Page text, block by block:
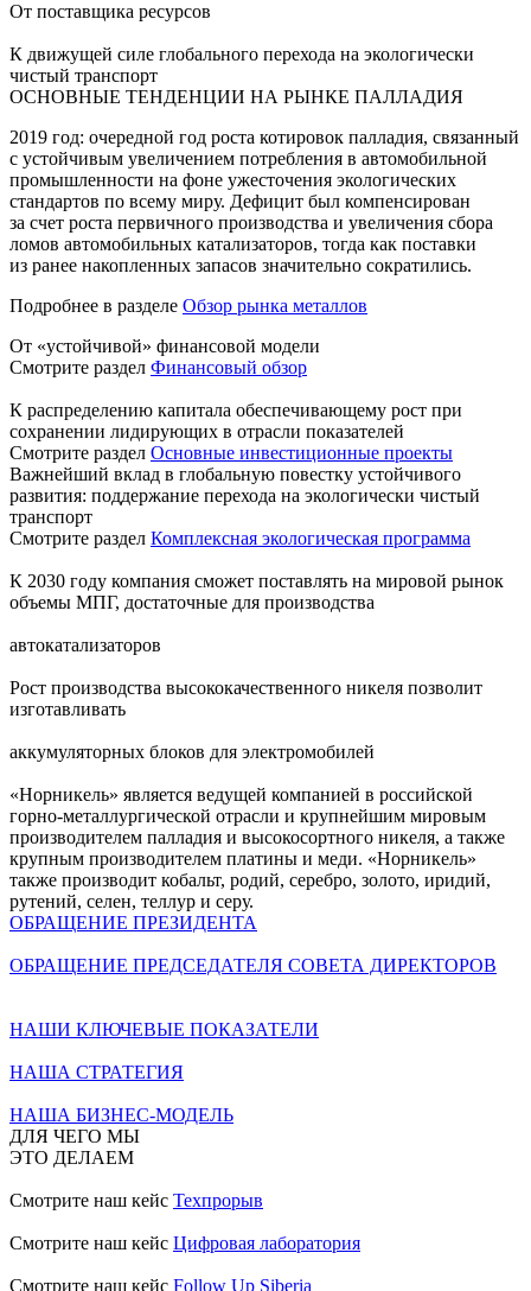
От поставщика ресурсов
К движущей силе глобального перехода на экологически
чистый транспорт
ОСНОВНЫЕ ТЕНДЕНЦИИ НА РЫНКЕ ПАЛЛАДИЯ
2019 год: очередной год роста котировок палладия, связанный
с устойчивым увеличением потребления в автомобильной
промышленности на фоне ужесточения экологических
стандартов по всему миру. Дефицит был компенсирован
за счет роста первичного производства и увеличения сбора
ломов автомобильных катализаторов, тогда как поставки
из ранее накопленных запасов значительно сократились.
Подробнее в разделе Обзор рынка металлов
От «устойчивой» финансовой модели
Смотрите раздел Финансовый обзор
К распределению капитала обеспечивающему рост при
сохранении лидирующих в отрасли показателей
Смотрите раздел Основные инвестиционные проекты
Важнейший вклад в глобальную повестку устойчивого
развития: поддержание перехода на экологически чистый
транспорт
Смотрите раздел Комплексная экологическая программа
К 2030 году компания сможет поставлять на мировой рынок
объемы МПГ, достаточные для производства
автокатализаторов
Рост производства высококачественного никеля позволит
изготавливать
аккумуляторных блоков для электромобилей
«Норникель» является ведущей компанией в российской
горно-металлургической отрасли и крупнейшим мировым
производителем палладия и высокосортного никеля, а также
крупным производителем платины и меди. «Норникель»
также производит кобальт, родий, серебро, золото, иридий,
рутений, селен, теллур и серу.
ОБРАЩЕНИЕ ПРЕЗИДЕНТА
ОБРАЩЕНИЕ ПРЕДСЕДАТЕЛЯ СОВЕТА ДИРЕКТОРОВ
НАШИ КЛЮЧЕВЫЕ ПОКАЗАТЕЛИ
НАША СТРАТЕГИЯ
НАША БИЗНЕС-МОДЕЛЬ
ДЛЯ ЧЕГО МЫ
ЭТО ДЕЛАЕМ
Смотрите наш кейс Техпрорыв
Смотрите наш кейс Цифровая лаборатория
Смотрите наш кейс Follow Up Siberia